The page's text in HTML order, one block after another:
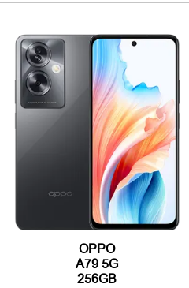
OPPO
A79 5G
256GB